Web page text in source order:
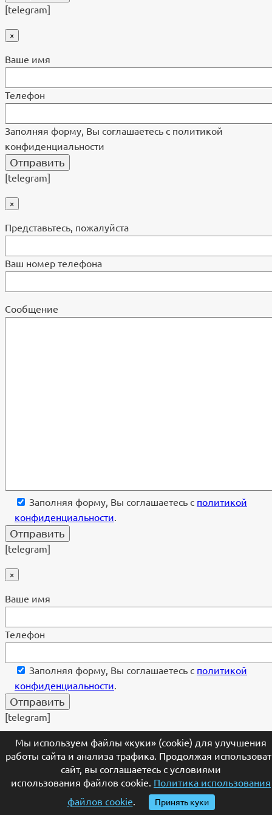
Мы используем файлы «куки» (cookie) для улучшения
работы сайта и анализа трафика. Продолжая
сайт, вы соглашаетесь с условиями
использования файлов cookie. Политика использования
файлов cookie. Принять куки
[telegram]
×
Ваше имя
Телефон
Заполняя форму, Вы соглашаетесь с политикой
конфиденциальности
[telegram]
×
Представьтесь, пожалуйста
Ваш номер телефона
Cообщение
Заполняя форму, Вы соглашаетесь с политикой
конфиденциальности.
[telegram]
×
Ваше имя
Телефон
Заполняя форму, Вы соглашаетесь с политикой
конфиденциальности.
[telegram]
Ваш номер телефона
Удобное время для звонка (не обязательно)